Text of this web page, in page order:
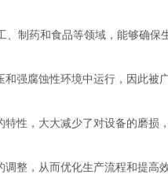
制药和食品等领域，能够确保
强腐蚀性环境中运行，因此被
性，大大减少了对设备的磨损
整，从而优化生产流程和提高效